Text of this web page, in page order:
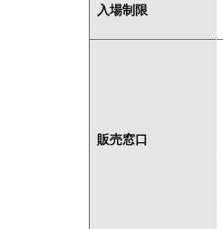
入場制限
販売窓口